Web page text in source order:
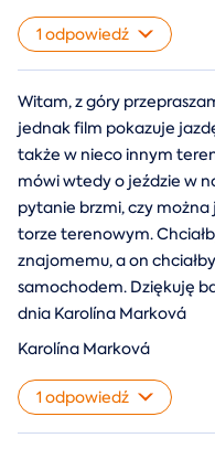
1 odpowiedź
Witam, z góry
jednak film pokazuje
także w nieco innym
mówi wtedy o jeździe w
pytanie brzmi, czy
torze terenowym.
znajomemu, a on
samochodem. Dziękuję
dnia Karolína Marková
Karolína Marková
1 odpowiedź